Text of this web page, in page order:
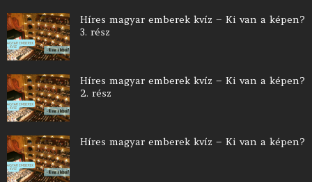
Híres magyar emberek kvíz – Ki van a képen?
3. rész
Híres magyar emberek kvíz – Ki van a képen?
2. rész
Híres magyar emberek kvíz – Ki van a képen?